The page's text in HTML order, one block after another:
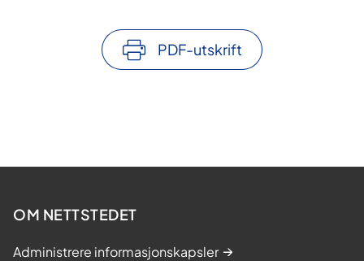
PDF-utskrift
OM NETTSTEDET
Administrere informasjonskapsler